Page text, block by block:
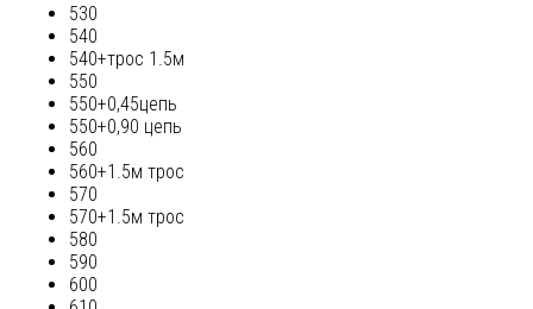
530
540
540+трос 1.5м
550
550+0,45цепь
550+0,90 цепь
560
560+1.5м трос
570
570+1.5м трос
580
590
600